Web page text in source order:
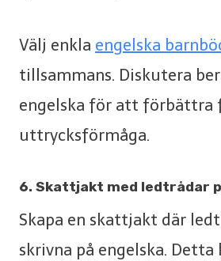
Välj enkla engelska
tillsammans. Diskutera
engelska för att förbättra
uttrycksförmåga.
6. Skattjakt med ledtrådar
Skapa en skattjakt där
skrivna på engelska.